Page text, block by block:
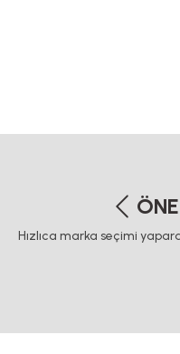
sigma profil, delta
sigma profil, delta
Hızlıca marka seçimi